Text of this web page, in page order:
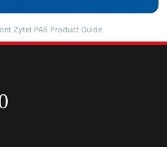
Zytel PA6 Product Guide